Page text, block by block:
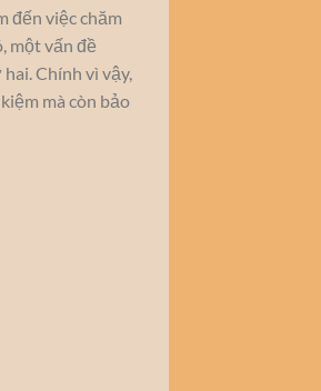
đến việc chăm
một vấn đề
Chính vì vậy,
mà còn bảo